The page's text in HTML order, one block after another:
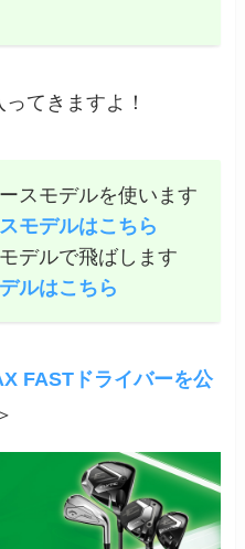
てきますよ！
スモデルを使います
モデルはこちら
デルで飛ばします
ルはこちら
FASTドライバーを公